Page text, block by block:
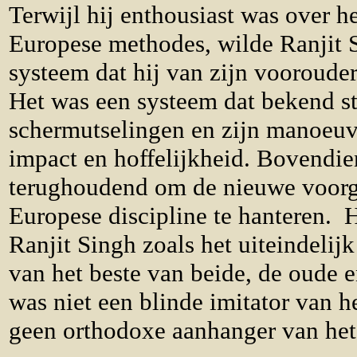
Terwijl hij enthousiast was over
Europese methodes, wilde Ranjit
systeem dat hij van zijn
Het was een systeem dat bekend
schermutselingen en zijn
impact en hoffelijkheid.
terughoudend om de nieuwe
Europese discipline te hanteren.
Ranjit Singh zoals het
van het beste van beide, de oude
was niet een blinde imitator van
geen orthodoxe aanhanger van